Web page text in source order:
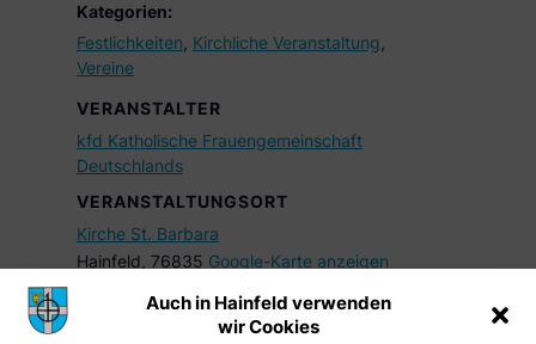
Auch in Hainfeld verwenden
wir Cookies
Kategorien:
Festlichkeiten, Kirchliche Veranstaltung,
Vereine
VERANSTALTUNGSORT
Kirche St. Barbara
Hainfeld 76835 Google-Karte anzeigen
VERANSTALTER
kfd Katholische Frauengemeinschaft
Deutschlands
Pfälzerwaldverein